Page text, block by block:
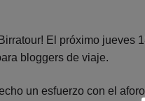
El próximo jueves
bloggers de viaje.
un esfuerzo con el